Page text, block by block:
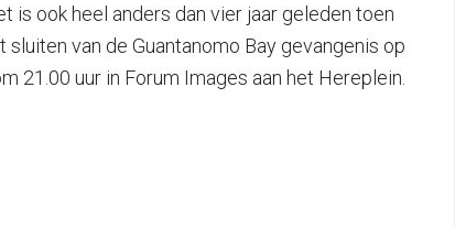
is ook heel anders dan vier jaar geleden toen
van de Guantanomo Bay gevangenis op
21.00 uur in Forum Images aan het Hereplein.